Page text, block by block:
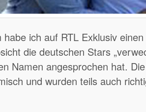
habe ich auf RTL Exklusiv
die deutschen Stars
Namen angesprochen hat.
und wurden teils auch